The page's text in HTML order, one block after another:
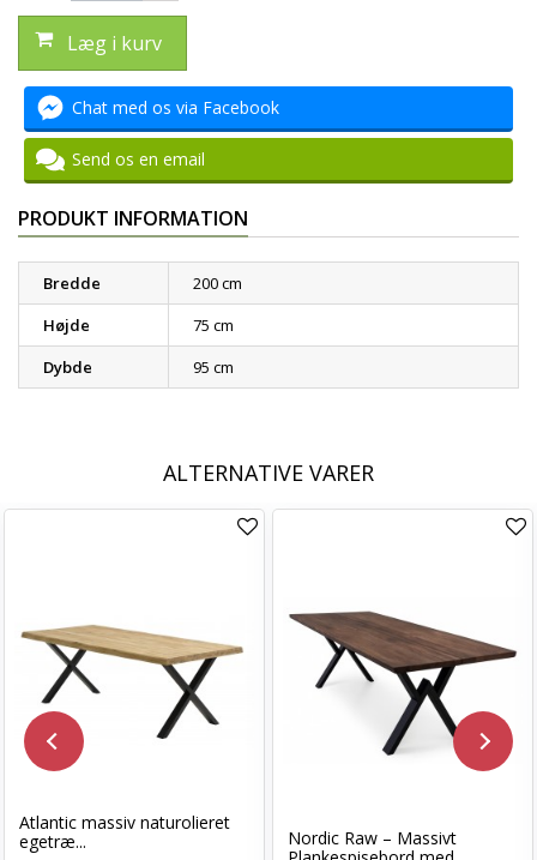
Læg i kurv
Chat med os via Facebook
Send os en email
PRODUKT INFORMATION
Bredde
200 cm
Højde
75 cm
Dybde
95 cm
ALTERNATIVE VARER
Atlantic massiv naturolieret
egetræ...
Nordic Raw – Massivt